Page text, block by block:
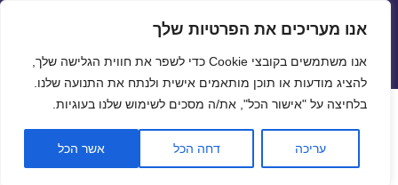
פתח
אנו מעריכים את הפרטיות שלך
אנו משתמשים בקובצי Cookie כדי לשפר את חווית הגלישה שלך,
להציג מודעות או תוכן מותאמים אישית ולנתח את התנועה שלנו.
בלחיצה על "אישור הכל", את/ה מסכים לשימוש שלנו בעוגיות.
עריכה דחה הכל אשר הכל
שערי חליפין יציגים – שער יציג
תפריטים
ווידג'טים
שער ביטקוין לתאריך 17/09/2021